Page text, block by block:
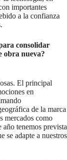
importantes
a la confianza
consolidar
obra nueva?
El principal
en
de la marca
mercados como
tenemos prevista
se adapte a nuestros